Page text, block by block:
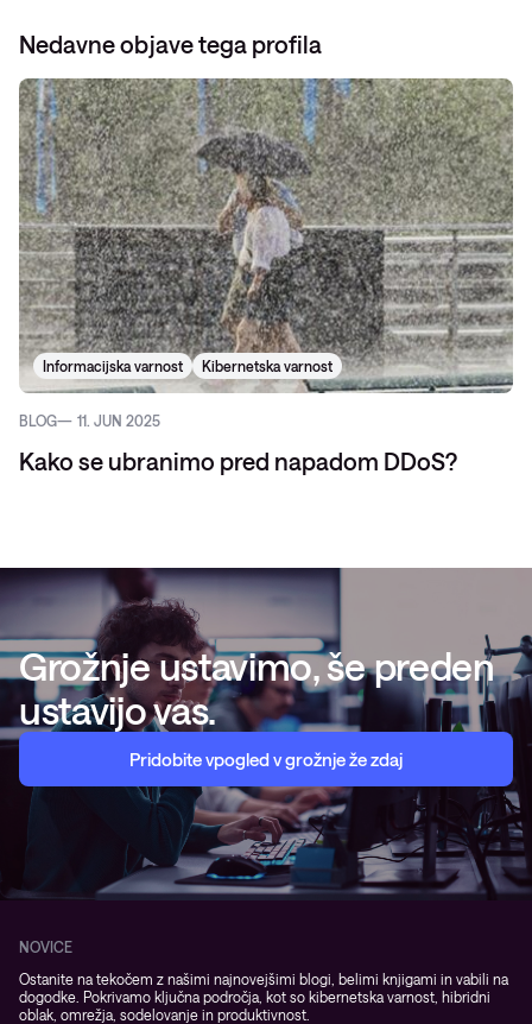
Nedavne objave tega profila
Informacijska varnost Kibernetska varnost
BLOG 11. JUN 2025
Kako se ubranimo pred napadom DDoS?
Grožnje ustavimo, še preden
ustavijo vas.
Pridobite vpogled v grožnje že zdaj
NOVICE
Ostanite na tekočem z našimi najnovejšimi blogi, belimi knjigami in vabili na
dogodke. Pokrivamo ključna področja, kot so kibernetska varnost, hibridni
oblak, omrežja, sodelovanje in produktivnost.